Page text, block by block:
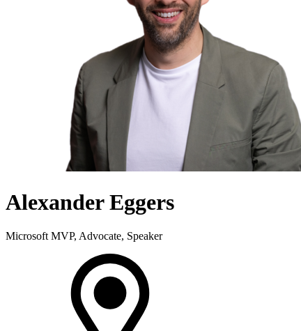
Alexander Eggers
Microsoft MVP, Advocate, Speaker